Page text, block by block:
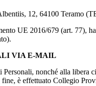
12, 64100 Teramo
UE 2016/679 (art. 77),
VIA E-MAIL
nonché alla libera
è effettuato Collegio